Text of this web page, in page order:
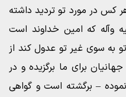
کس در مورد تو تردید داشته
وآله که امین خداوند است
به سوی غیر تو عدول کند از
برای ما برگزیده و در
– برگشته است و گواهی